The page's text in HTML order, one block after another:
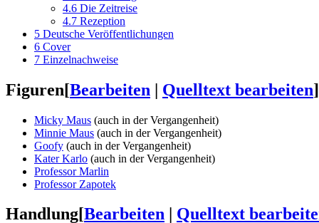
4.6 Die Zeitreise
4.7 Rezeption
5 Deutsche Veröffentlichungen
6 Cover
7 Einzelnachweise
Figuren[Bearbeiten | Quelltext bearbeiten]
Micky Maus (auch in der Vergangenheit)
Minnie Maus (auch in der Vergangenheit)
Goofy (auch in der Vergangenheit)
Kater Karlo (auch in der Vergangenheit)
Professor Marlin
Professor Zapotek
Handlung[Bearbeiten Quelltext